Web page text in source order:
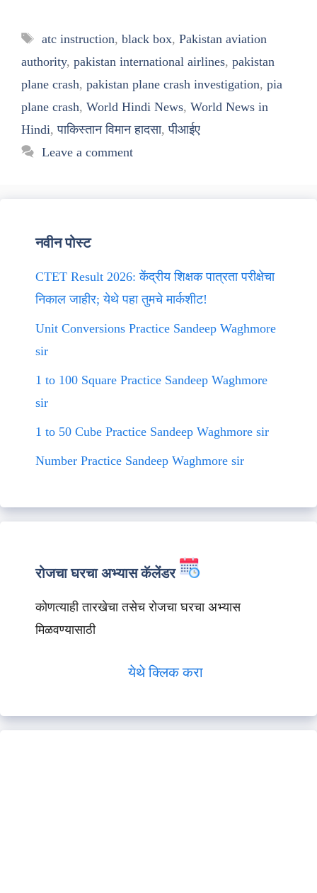
Tags
atc instruction, black box, Pakistan aviation
authority, pakistan international airlines, pakistan
plane crash, pakistan plane crash investigation, pia
plane crash, World Hindi News, World News in
Hindi,पाकिस्तान विमान हादसा,पीआईए
Leave a comment
नवीन पोस्ट
CTET Result 2026: केंद्रीय शिक्षक पात्रता परीक्षेचा
निकाल जाहीर; येथे पहा तुमचे मार्कशीट!
Unit Conversions Practice Sandeep Waghmore
sir
1 to 100 Square Practice Sandeep Waghmore
sir
1 to 50 Cube Practice Sandeep Waghmore sir
Number Practice Sandeep Waghmore sir
रोजचा घरचा अभ्यास कॅलेंडर
कोणत्याही तारखेचा तसेच रोजचा घरचा अभ्यास
मिळवण्यासाठी
येथे क्लिक करा